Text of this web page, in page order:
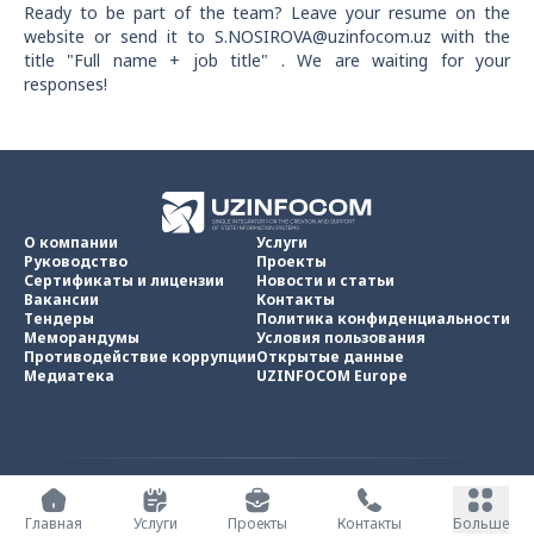
Ready to be part of the team? Leave your resume on the
website or send it to S.NOSIROVA@uzinfocom.uz with the
title "Full name + job title" . We are waiting for your
responses!
О компании
Руководство
Сертификаты и лицензии
Вакансии
Тендеры
Меморандумы
Противодействие коррупции
Медиатека
Услуги
Проекты
Новости и статьи
Контакты
Политика конфиденциальности
Условия пользования
Открытые данные
UZINFOCOM Europe
UZINFOCOM © 2002 - 2026
Все права защищены
Главная
Услуги Проекты Контакты Больше